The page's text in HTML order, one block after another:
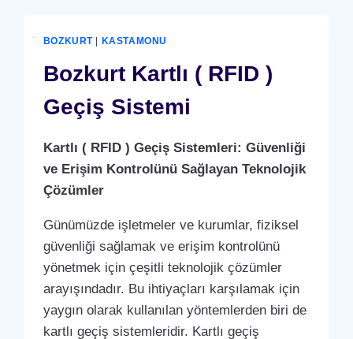
HIZMETI
BOZKURT| KASTAMONU
Bozkurt Kartlı ( RFID )
Geçiş Sistemi
Kartlı ( RFID ) Geçiş Sistemleri: Güvenliği
ve Erişim Kontrolünü Sağlayan Teknolojik
Çözümler
Günümüzde işletmeler ve kurumlar, fiziksel
güvenliği sağlamak ve erişim kontrolünü
yönetmek için çeşitli teknolojik çözümler
arayışındadır. Bu ihtiyaçları karşılamak için
yaygın olarak kullanılan yöntemlerden biri de
kartlı geçiş sistemleridir. Kartlı geçiş